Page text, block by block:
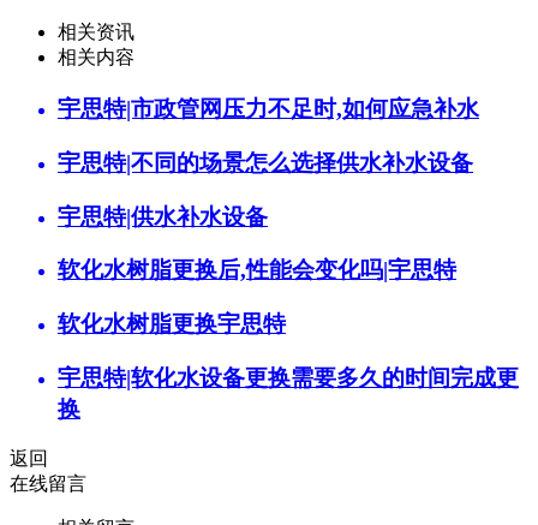
相关资讯
相关内容
宇思特|市政管网压力不足时,如何应急补水
宇思特|不同的场景怎么选择供水补水设备
宇思特|供水补水设备
软化水树脂更换后,性能会变化吗|宇思特
软化水树脂更换宇思特
宇思特|软化水设备更换需要多久的时间完成更
换
返回
在线留言